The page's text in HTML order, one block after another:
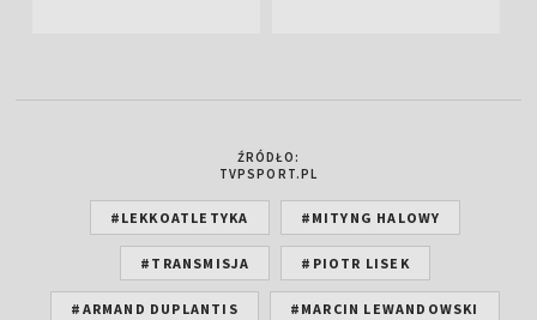
ŹRÓDŁO:
TVPSPORT.PL
#LEKKOATLETYKA #MITYNG HALOWY
#TRANSMISJA #PIOTR LISEK
#ARMAND DUPLANTIS #MARCIN LEWANDOWSKI